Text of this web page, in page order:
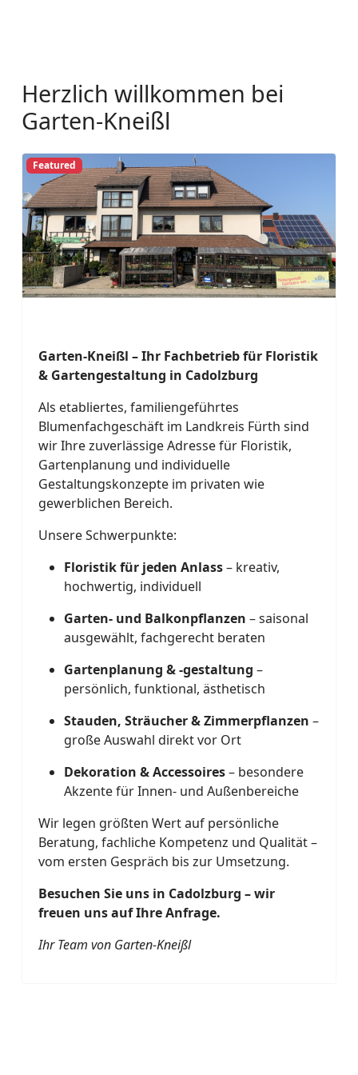
Herzlich willkommen bei
Garten-Kneißl
Featured
Garten-Kneißl – Ihr Fachbetrieb für Floristik
& Gartengestaltung in Cadolzburg
Als etabliertes, familiengeführtes
Blumenfachgeschäft im Landkreis Fürth sind
wir Ihre zuverlässige Adresse für Floristik,
Gartenplanung und individuelle
Gestaltungskonzepte im privaten wie
gewerblichen Bereich.
Unsere Schwerpunkte:
Floristik für jeden Anlass– kreativ,
hochwertig, individuell
Garten- und Balkonpflanzen – saisonal
ausgewählt, fachgerecht beraten
Gartenplanung & -gestaltung –
persönlich, funktional, ästhetisch
Stauden, Sträucher & Zimmerpflanzen –
große Auswahl direkt vor Ort
Dekoration & Accessoires– besondere
Akzente für Innen- und Außenbereiche
Wir legen größten Wert auf persönliche
Beratung, fachliche Kompetenz und Qualität –
vom ersten Gespräch bis zur Umsetzung.
Besuchen Sie uns in Cadolzburg – wir
freuen uns auf Ihre Anfrage.
Ihr Team von Garten-Kneißl